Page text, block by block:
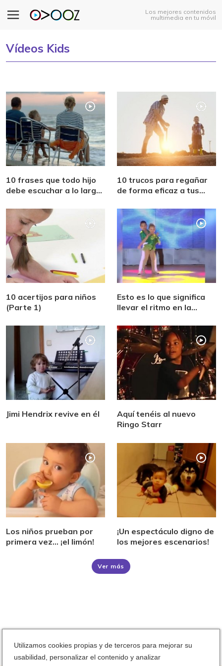
Los mejores contenidos
multimedia en tu móvil
Vídeos Kids
10 frases que todo hijo
debe escuchar a lo largo
10 trucos para regañar
de forma eficaz a tus
10 acertijos para niños
(Parte 1)
Esto es lo que significa
llevar el ritmo en la
Jimi Hendrix revive en él
Aquí tenéis al nuevo
Ringo Starr
Los niños prueban por
primera vez... ¡el limón!
¡Un espectáculo digno de
los mejores escenarios!
Ver más
Utilizamos cookies propias y de terceros para mejorar su
usabilidad, personalizar el contenido y analizar